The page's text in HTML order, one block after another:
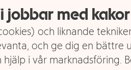
jobbar med kakor
och liknande
och ge dig en bättre
hjälp i vår marknadsföring.